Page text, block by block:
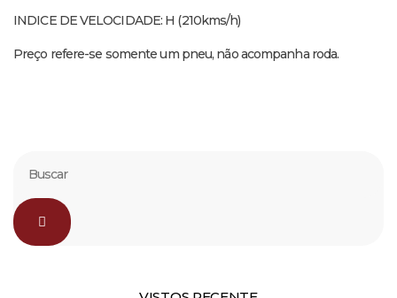
INDICE DE VELOCIDADE: H (210kms/h)
Preço refere-se somente um pneu, não acompanha roda.